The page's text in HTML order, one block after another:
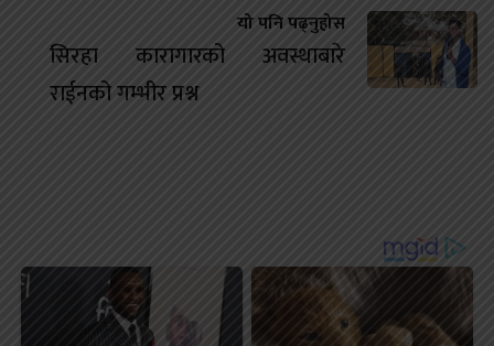
यो पनि पढ्नुहोस
सिरहा कारागारको अवस्थाबारे
राईनको गम्भीर प्रश्न